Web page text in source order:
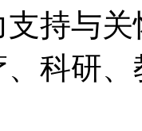
持与
科研